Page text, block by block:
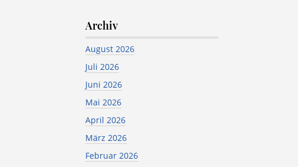
Archiv
August 2026
Juli 2026
Juni 2026
Mai 2026
April 2026
März 2026
Februar 2026